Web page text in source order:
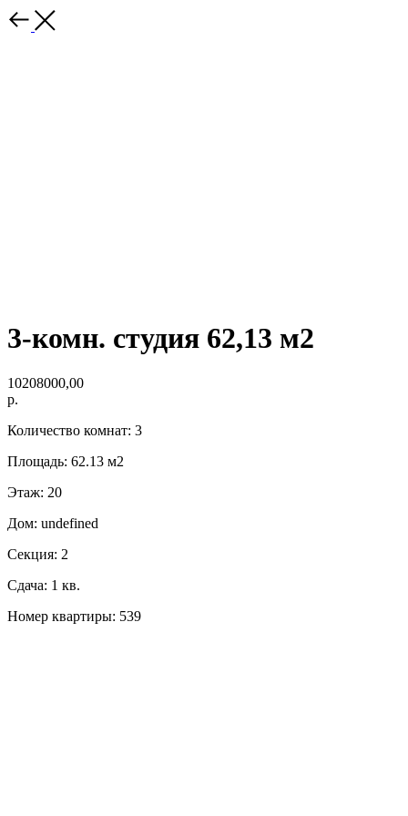
3-комн. студия 62,13 м2
10208000,00
р.
Количество комнат: 3
Площадь: 62.13 м2
Этаж: 20
Дом: undefined
Секция: 2
Сдача: 1 кв.
Номер квартиры: 539